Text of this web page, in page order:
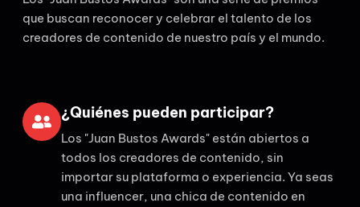
que buscan reconocer y celebrar el talento de los
creadores de contenido de nuestro país y el mundo.
¿Quiénes pueden participar?
Los "Juan Bustos Awards" están abiertos a
todos los creadores de contenido, sin
importar su plataforma o experiencia. Ya seas
una influencer, una chica de contenido en